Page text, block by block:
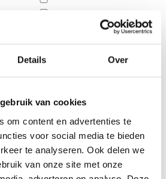
Details Over
van cookies
om content en advertenties te
voor social media te bieden
te analyseren. Ook delen we
van onze site met onze
Producten getagd met
9oz fabric